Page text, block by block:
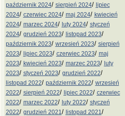
październik 2024/ sierpień 2024/ lipiec
2024/ czerwiec 2024/ maj 2024/ kwiecień
2024/ marzec 2024/ luty 2024/ styczeń
2024/ grudzień 2023/ listopad 2023/
październik 2023/ wrzesień 2023/ sierpień
2023/ lipiec 2023/ czerwiec 2023/ maj
2023/ kwiecień 2023/ marzec 2023/ luty
2023/ styczeń 2023/ grudzień 2022/
listopad 2022/ październik 2022/ wrzesień
2022/ sierpień 2022/ lipiec 2022/ czerwiec
2022/ marzec 2022/ luty 2022/ styczeń
2022/ grudzień 2021 / listopad 2021 /